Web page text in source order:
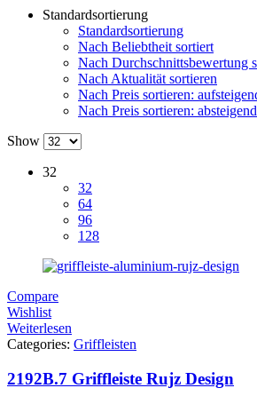
Standardsortierung
Standardsortierung
Nach Beliebtheit sortiert
Nach Durchschnittsbewertung
Nach Aktualität sortieren
Nach Preis sortieren:
Nach Preis sortieren: absteigend
Show
32
32
64
96
128
Compare
Wishlist
Weiterlesen
Categories: Griffleisten
2192B.7 Griffleiste Rujz Design